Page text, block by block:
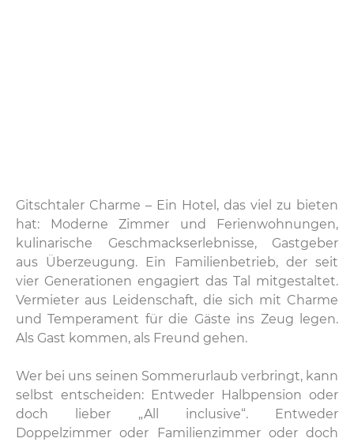
Gitschtaler Charme – Ein Hotel, das viel zu bieten
hat: Moderne Zimmer und Ferienwohnungen,
kulinarische Geschmackserlebnisse, Gastgeber
aus Überzeugung. Ein Familienbetrieb, der seit
vier Generationen engagiert das Tal mitgestaltet.
Vermieter aus Leidenschaft, die sich mit Charme
und Temperament für die Gäste ins Zeug legen.
Als Gast kommen, als Freund gehen.
Wer bei uns seinen Sommerurlaub verbringt, kann
selbst entscheiden: Entweder Halbpension oder
doch lieber „All inclusive“. Entweder
Doppelzimmer oder Familienzimmer oder doch